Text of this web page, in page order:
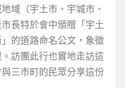
域（宇土市、宇城市、
長特於會中頒贈「宇土
的道路命名公文，象徵
訪團此行也實地走訪這
三市町的民眾分享這份